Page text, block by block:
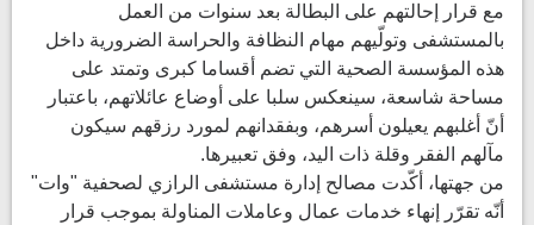
مع قرار إحالتهم على البطالة بعد سنوات من العمل
بالمستشفى وتولّيهم مهام النظافة والحراسة الضرورية داخل
هذه المؤسسة الصحية التي تضم أقساما كبرى وتمتد على
مساحة شاسعة، سينعكس سلبا على أوضاع عائلاتهم، باعتبار
أنّ أغلبهم يعيلون أسرهم، وبفقدانهم لمورد رزقهم سيكون
مآلهم الفقر وقلة ذات اليد، وفق تعبيرها.
من جهتها، أكّدت مصالح إدارة مستشفى الرازي لصحفية "وات"
أنّه تقرّر إنهاء خدمات عمال وعاملات المناولة بموجب قرار